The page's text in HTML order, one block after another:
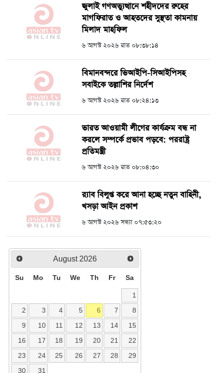
জুলাই গণঅভ্যুত্থানে শহীদদের রুহের
মাগফিরাত ও আহতদের সুস্থতা কামনায়
মিলাদ মাহফিল
৬ আগস্ট ২০২৬ রাত ০৮:৩৮:১৪
বিমানবন্দরে ভিআইপি-সিআইপিসহ
সবাইকে তল্লাশির নির্দেশ
৬ আগস্ট ২০২৬ রাত ০৮:২৪:১৩
ভারত আওয়ামী লীগের কার্যক্রম বন্ধ না
করলে সম্পর্কে প্রভাব পড়বে: পররাষ্ট্র
প্রতিমন্ত্রী
৬ আগস্ট ২০২৬ রাত ০৮:০৪:৩০
র‍্যাব বিলুপ্ত করে আনা হচ্ছে নতুন বাহিনী,
খসড়া আইন প্রকাশ
৬ আগস্ট ২০২৬ সন্ধ্যা ০৭:৫৩:২০
August 2026
Su Mo Tu We Th Fr Sa
1
2
3 4 5 6 7
8
9
10 11 12 13 14
15
16
17 18 19 20 21
22
23
24 25 26 27 28
29
30
31